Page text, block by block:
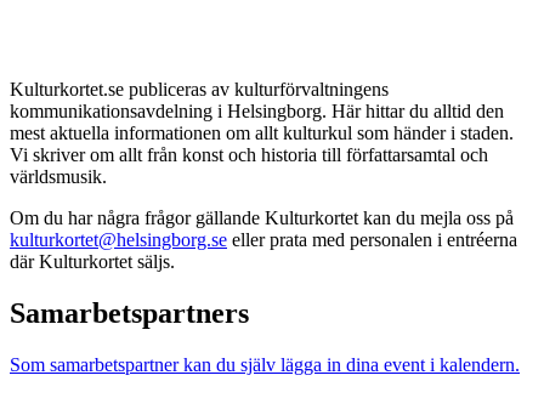
Kulturkortet.se publiceras av kulturförvaltningens
kommunikationsavdelning i Helsingborg. Här hittar du alltid den
mest aktuella informationen om allt kulturkul som händer i staden.
Vi skriver om allt från konst och historia till författarsamtal och
världsmusik.
Om du har några frågor gällande Kulturkortet kan du mejla oss på
kulturkortet@helsingborg.se eller prata med personalen i entréerna
där Kulturkortet säljs.
Samarbetspartners
Som samarbetspartner kan du själv lägga in dina event i kalendern.